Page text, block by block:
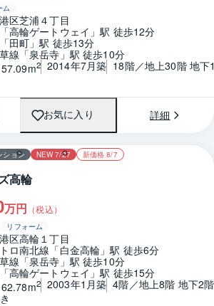
ム
区芝浦４丁目
高輪ゲートウェイ」駅 徒歩12分
田町」駅 徒歩13分
線「泉岳寺」駅 徒歩10分
57.09m2 2014年7月築 18階／地上30階 地下
お気に入り 詳細
1 / 0 間取り
ション NEW 7/27 新価格 8/7
高輪
万円 （税込）
リフォーム
区高輪１丁目
ロ南北線「白金高輪」駅 徒歩6分
線「泉岳寺」駅 徒歩10分
高輪ゲートウェイ」駅 徒歩15分
62.78m2 2003年1月築 4階／地上8階 地下2階